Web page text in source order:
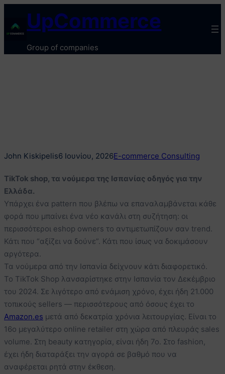
στο
περιεχόμενο
UpCommerce
Group of companies
John Kiskipelis6 Ιουνίου, 2026E-commerce Consulting
TikTok shop, τα νούμερα της Ισπανίας οδηγός για την
Ελλάδα.
Υπάρχει ένα pattern που βλέπω να επαναλαμβάνεται κάθε
φορά που μπαίνει ένα νέο κανάλι στη συζήτηση: οι
περισσότεροι eshop owners το αντιμετωπίζουν σαν trend.
Κάτι που “αξίζει να δούνε”. Κάτι που ίσως να δοκιμάσουν
αργότερα.
Τα νούμερα από την Ισπανία δείχνουν κάτι διαφορετικό.
Το TikTok Shop λανσαρίστηκε στην Ισπανία τον Δεκέμβριο
του 2024. Σε λιγότερο από ενάμιση χρόνο, έχει ήδη 21.000
τοπικούς sellers — περισσότερους από όσους έχει το
Amazon.es μετά από δεκατρία χρόνια λειτουργίας. Είναι το
16ο μεγαλύτερο online retailer στη χώρα από πλευράς sales
volume. Στη beauty κατηγορία, είναι ήδη 7ο. Στο fashion,
έχει ήδη διαταράξει την αγορά σε βαθμό που να
αναφέρεται ρητά στην έκθεση.